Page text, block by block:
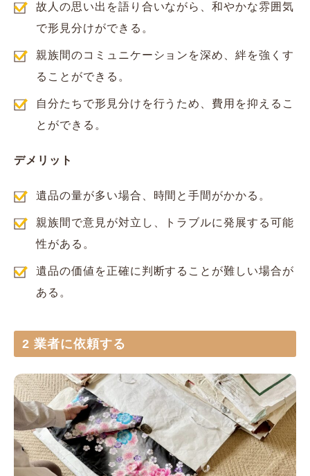
故人の思い出を語り合いながら、和やかな雰囲気
で形見分けができる。
親族間のコミュニケーションを深め、絆を強くす
ることができる。
自分たちで形見分けを行うため、費用を抑えるこ
とができる。
デメリット
遺品の量が多い場合、時間と手間がかかる。
親族間で意見が対立し、トラブルに発展する可能
性がある。
遺品の価値を正確に判断することが難しい場合が
ある。
2 業者に依頼する